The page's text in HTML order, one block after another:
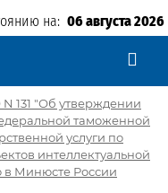
на: 06 августа 2026
131 "Об утверждении
таможенной
услуги по
интеллектуальной
в Минюсте России